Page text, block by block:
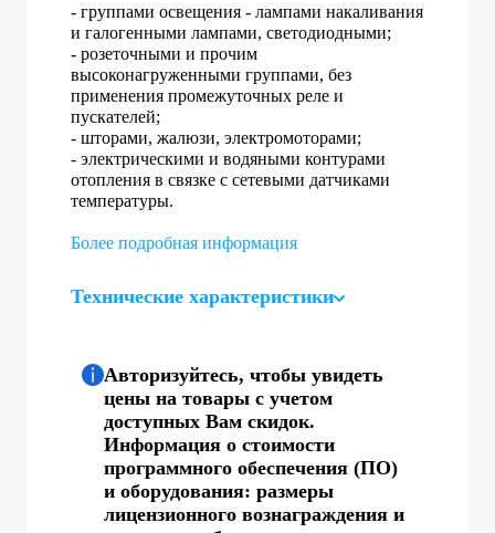
- группами освещения - лампами накаливания
и галогенными лампами, светодиодными;
- розеточными и прочим
высоконагруженными группами, без
применения промежуточных реле и
пускателей;
- шторами, жалюзи, электромоторами;
- электрическими и водяными контурами
отопления в связке с сетевыми датчиками
температуры.
Более подробная информация
Технические характеристики
Авторизуйтесь, чтобы увидеть
цены на товары с учетом
доступных Вам скидок.
Информация о стоимости
программного обеспечения (ПО)
и оборудования: размеры
лицензионного вознаграждения и